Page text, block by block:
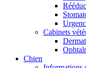
Cabinets
Chien